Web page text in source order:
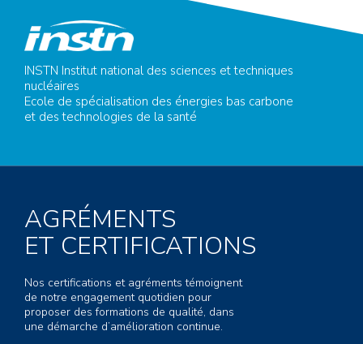
INSTN Institut national des sciences et techniques
nucléaires
Ecole de spécialisation des énergies bas carbone
et des technologies de la santé
AGRÉMENTS
ET CERTIFICATIONS
Nos certifications et agréments témoignent
de notre engagement quotidien pour
proposer des formations de qualité, dans
une démarche d’amélioration continue.